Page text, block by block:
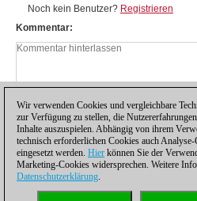
Noch kein Benutzer? Registrieren
Kommentar
Wir verwenden Cookies und vergleichbare
zur Verfügung zu stellen, die
Inhalte auszuspielen. Abhängig von ihrem
technisch erforderlichen Cookies auch
eingesetzt werden. Hier können Sie der
Marketing-Cookies widersprechen. Weitere
Datenschutzerklärung.